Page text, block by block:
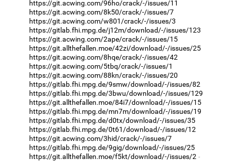
https://git.acwing.com/96ho/crack/-/issues/11
https://git.acwing.com/8k50/crack/-/issues/7
https://git.acwing.com/w801/crack/-/issues/3
https://gitlab.fhi.mpg.de/j12m/download/-/issues/123
https://git.acwing.com/2ape/crack/-/issues/15
https://git.allthefallen.moe/42zi/download/-/issues/25
https://git.acwing.com/8hqe/crack/-/issues/42
https://git.acwing.com/5tbq/crack/-/issues/1
https://git.acwing.com/88kn/crack/-/issues/20
https://gitlab.fhi.mpg.de/9smw/download/-/issues/82
https://gitlab.fhi.mpg.de/3bwu/download/-/issues/129
https://git.allthefallen.moe/84i7/download/-/issues/15
https://gitlab.fhi.mpg.de/mn7m/download/-/issues/19
https://gitlab.fhi.mpg.de/d0tx/download/-/issues/35
https://gitlab.fhi.mpg.de/0t61/download/-/issues/12
https://git.acwing.com/3hid/crack/-/issues/7
https://gitlab.fhi.mpg.de/9gig/download/-/issues/25
https://git.allthefallen.moe/f5kt/download/-/issues/2